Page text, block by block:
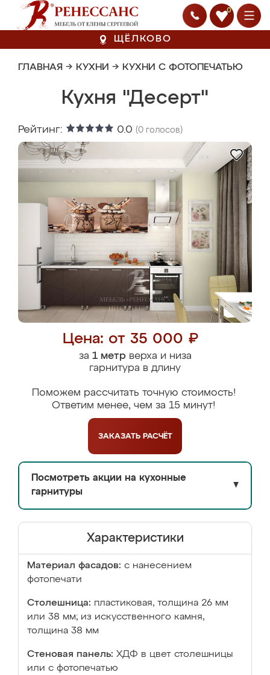
0
ЩЁЛКОВО
ГЛАВНАЯ → КУХНИ → КУХНИ С ФОТОПЕЧАТЬЮ
Кухня "Десерт"
Рейтинг: 0.0 (0 голосов)
Цена: от 35 000 ₽
за 1 метрверха и низа
гарнитура в длину
Поможем рассчитать точную стоимость!
Ответим менее, чем за 15 минут!
ЗАКАЗАТЬ РАСЧЁТ
Посмотреть акции на кухонные
гарнитуры
▼
Характеристики
Материал фасадов: с нанесением
фотопечати
Столешница: пластиковая, толщина 26 мм
или 38 мм; из искусственного камня,
толщина 38 мм
Стеновая панель: ХДФ в цвет столешницы
или с фотопечатью